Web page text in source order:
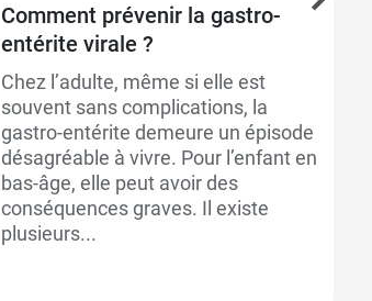
Comment prévenir la gastro-
entérite virale ?
Chez l’adulte, même si elle est
souvent sans complications, la
gastro-entérite demeure un épisode
désagréable à vivre. Pour l’enfant en
bas-âge, elle peut avoir des
conséquences graves. Il existe
plusieurs...